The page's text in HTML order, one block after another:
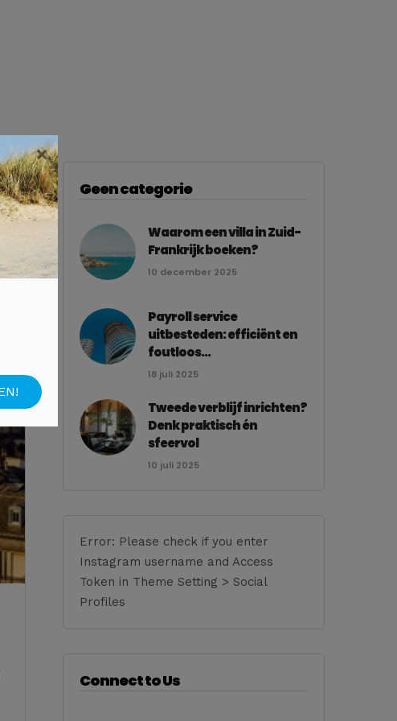
Geen categorie
Waarom een villa in Zuid-
Frankrijk boeken?
10 december 2025
Payroll service
uitbesteden: efficiënt en
foutloos...
18 juli 2025
Tweede verblijf inrichten?
Denk praktisch én
sfeervol
10 juli 2025
Error: Please check if you enter
Instagram username and Access
Token in Theme Setting > Social
Profiles
Connect to Us
×